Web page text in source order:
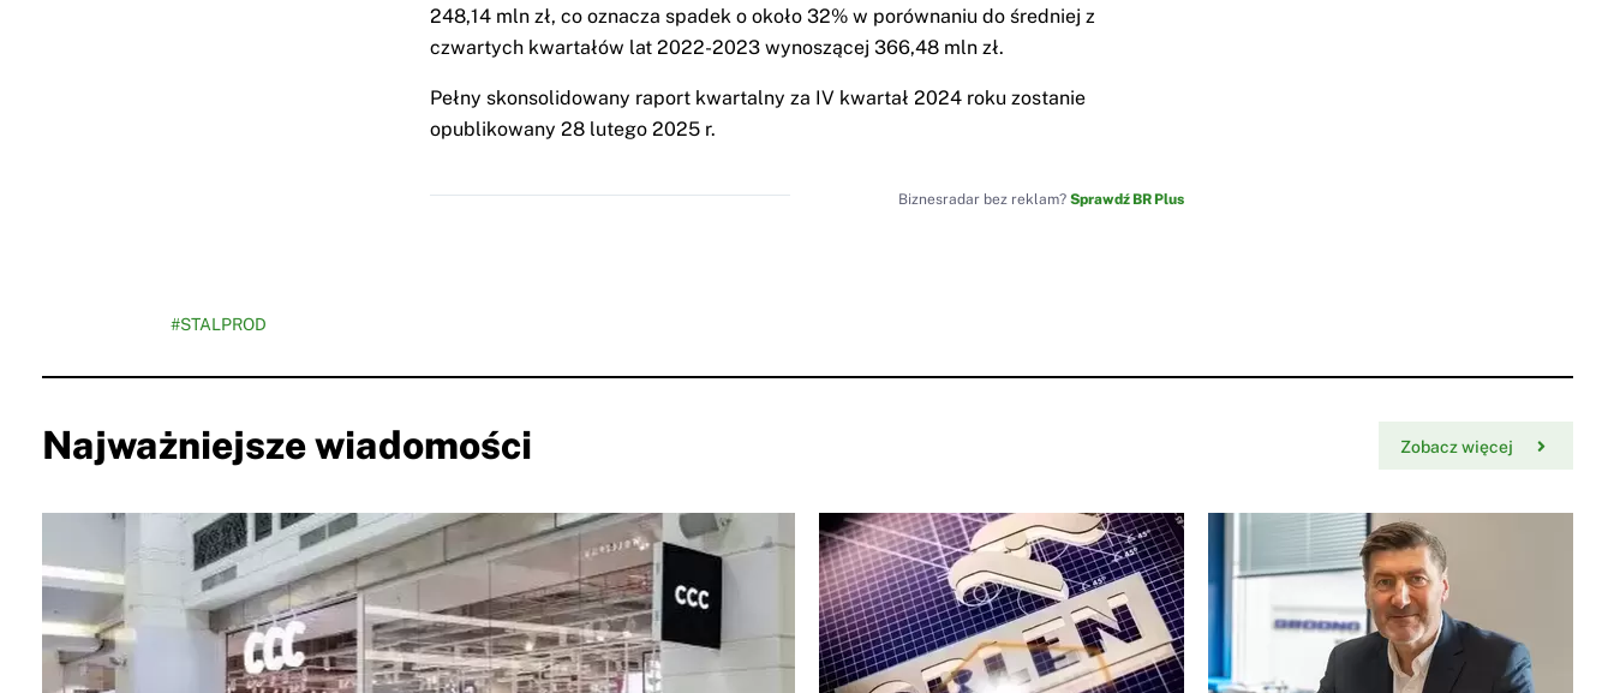
248,14 mln zł, co oznacza spadek o około 32% w porównaniu do średniej z
czwartych kwartałów lat 2022-2023 wynoszącej 366,48 mln zł.
Pełny skonsolidowany raport kwartalny za IV kwartał 2024 roku zostanie
opublikowany 28 lutego 2025 r.
Biznesradar bez reklam? Sprawdź BR Plus
#STALPROD
Najważniejsze wiadomości Zobacz więcej